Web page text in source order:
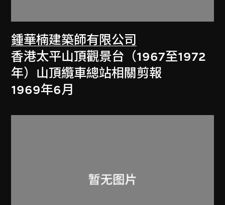
鍾華楠建築師有限公司
香港太平山頂觀景台（1967至1972
年）山頂纜車總站相關剪報
1969年6月